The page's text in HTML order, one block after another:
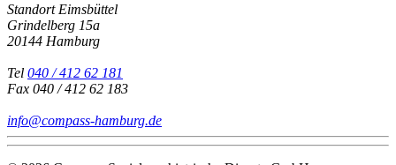
Standort Eimsbüttel
Grindelberg 15a
20144 Hamburg
Tel 040 / 412 62 181
Fax 040 / 412 62 183
info@compass-hamburg.de